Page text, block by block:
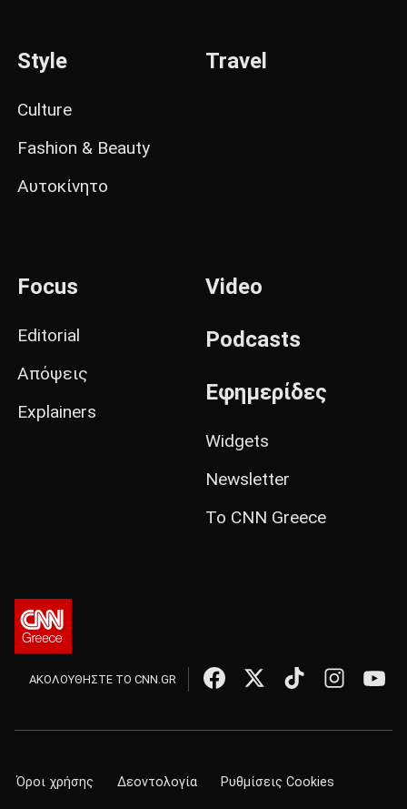
Style
Culture
Fashion & Beauty
Αυτοκίνητο
Travel
Focus
Editorial
Απόψεις
Explainers
Video
Podcasts
Εφημερίδες
Widgets
Newsletter
Το CNN Greece
ΑΚΟΛΟΥΘΗΣΤΕ ΤΟ CNN.GR
Όροι χρήσης Δεοντολογία Ρυθμίσεις Cookies